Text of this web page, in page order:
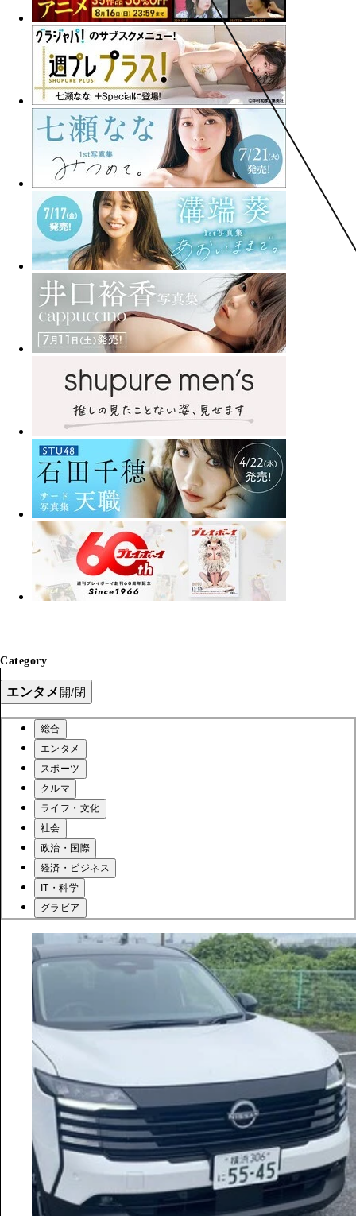
Category
エンタメ 開/閉
総合
エンタメ
スポーツ
クルマ
ライフ・文化
社会
政治・国際
経済・ビジネス
IT・科学
グラビア